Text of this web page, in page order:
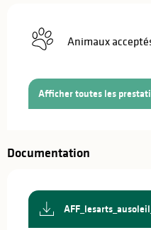
Animaux
Afficher toutes les
Documentation